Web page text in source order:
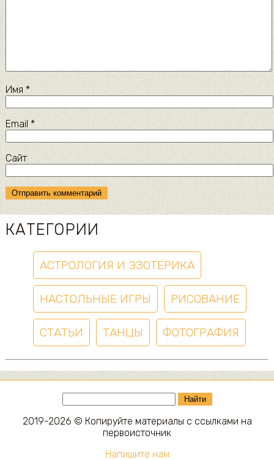
Имя *
Email *
Сайт
КАТЕГОРИИ
АСТРОЛОГИЯ И ЭЗОТЕРИКА
НАСТОЛЬНЫЕ ИГРЫ РИСОВАНИЕ
СТАТЬИ ТАНЦЫ ФОТОГРАФИЯ
Найти
2019-2026 © Копируйте материалы с ссылками на
первоисточник
Напишите нам